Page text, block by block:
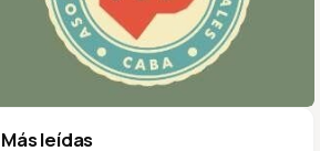
Más leídas